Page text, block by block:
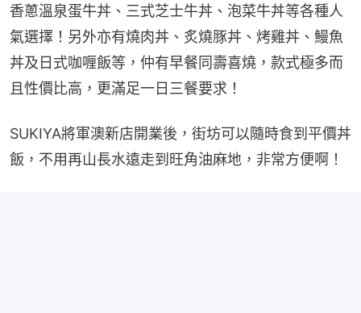
香蔥溫泉蛋牛丼、三式芝士牛丼、泡菜牛丼等各種人
氣選擇！另外亦有燒肉丼、炙燒豚丼、烤雞丼、鰻魚
丼及日式咖喱飯等，仲有早餐同壽喜燒，款式極多而
且性價比高，更滿足一日三餐要求！
SUKIYA將軍澳新店開業後，街坊可以隨時食到平價丼
飯，不用再山長水遠走到旺角油麻地，非常方便啊！